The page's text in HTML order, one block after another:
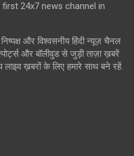
24x7 news channel in
और विश्वसनीय हिंदी न्यूज़ चैनल
और बॉलीवुड से जुड़ी ताज़ा ख़बरें
ख़बरों के लिए हमारे साथ बने रहें.